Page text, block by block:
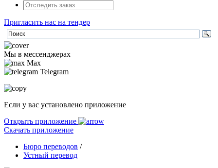
Пригласить нас на тендер
Мы в мессенджерах
Max
Telegram
Если у вас установлено приложение
Открыть приложение
Скачать приложение
Бюро переводов /
Устный перевод